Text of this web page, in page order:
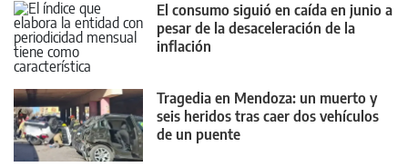
El consumo siguió en caída en junio a
pesar de la desaceleración de la
inflación
Tragedia en Mendoza: un muerto y
seis heridos tras caer dos vehículos
de un puente